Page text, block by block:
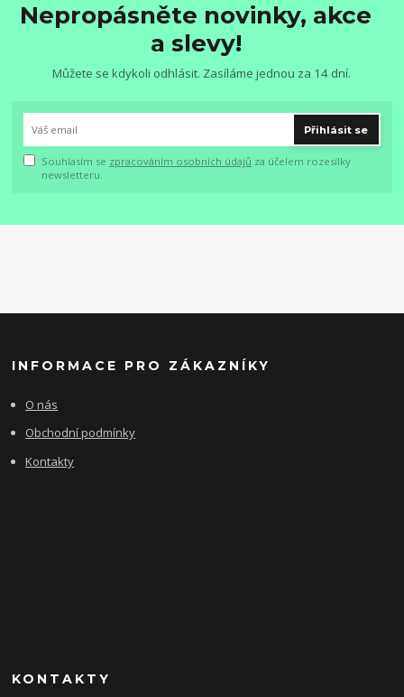
Nepropásněte novinky, akce
a slevy!
Můžete se kdykoli odhlásit. Zasíláme jednou za 14 dní.
Přihlásit se
Souhlasím se zpracováním osobních údajů za účelem rozesílky
newsletteru.
INFORMACE PRO ZÁKAZNÍKY
O nás
Obchodní podmínky
Kontakty
KONTAKTY